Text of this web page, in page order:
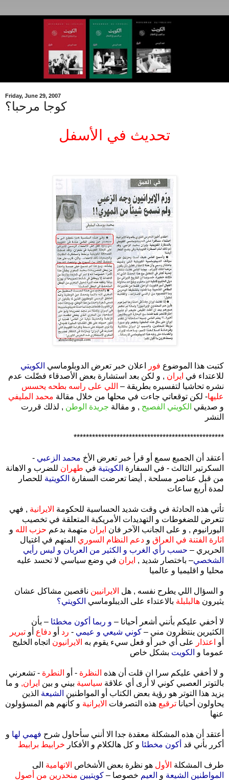
Friday, June 29, 2007
كوجا مرحبا؟
تحديث في الأسفل
كتبت هذا الموضوع فور اعلان خبر تعرض الدوبلوماسي الكويتي
للاعتداء في ايران , و لكن بعد استشارة بعض الأصدقاء فضّلت عدم
نشره تحاشيا لتفسيره بطريقة – اللي على راسه بطحه يحسس
عليها- لكن توقعاتي جاءت في محلها من خلال مقالة محمد المليفي
و صديقي الكويتي الفصيح , و مقالة جريدة الوطن , لذلك قررت
النشر
*************************************************
أعتقد أن الجميع سمع أو قرأ خبر تعرض الأخ محمد الزعبي -
السكرتير الثالث - في السفارة الكويتية في طهران للضرب و الاهانة
من قبل عناصر مسلحة , أيضا تعرضت السفارة الكويتية للحصار
لمدة أربع ساعات
تأتي هذه الحادثة في وقت شديد الحساسية للحكومة الايرانية , فهي
تتعرض للضغوطات و التهديدات الأمريكية المتعلقة في تخصيب
اليورانيوم , و على الجانب الآخر فان ايران متهمة بدعم حزب الله و
اثارة الفتنة في العراق و دعم النظام السوري المتهم في اغتيال
الحريري – حسب رأي الغرب و الكثير من العربان و ليس رأيي
الشخصي– باختصار شديد , ايران في وضع سياسي لا تحسد عليه
محليا و اقليميا و عالميا
و السؤال اللي يطرح نفسه , هل الايرانيين ناقصين مشاكل عشان
يثيرون هالبلبلة بالاعتداء على الديبلوماسي الكويتي؟
لا أخفي عليكم بأنني أشعر أحيانا – و ربما أكون مخطئا – بأن
الكثيرين ينتظرون مني – كوني شيعي و عيمي - رد أو دفاع أو تبرير
أو
اعتذار على أي خبر أو فعل سيء يقوم به الايرانيون اتجاه الخليج
عموما و الكويت بشكل خاص
و لا أخفي عليكم سرا ان قلت أن هذه النظرة - أو النطرة - تشعرني
بالتوتر العصبي كوني لا أرى أي علاقة سياسية بيني و بين ايران, و ما
يزيد هذا التوتر هو رؤية بعض الكتاب أو المواطنين الشيعة الذين
يحاولون أحيانا ترقيع هذه التصرفات الايرانية و كأنهم هم المسؤولون
عنها
أعتقد أن هذه المشكلة معقدة جدا الا أنني سأحاول شرح فهمي لها و
أكرر بأني قد أكون مخطئا و كل هالكلام و الأفكار خرابيط برابيط
طرف المشكلة الأول هو نظرة بعض الأشخاص الاتهامية الى
المواطنين الشيعة و العيم خصوصا – كويتيين منحدرين من أصول